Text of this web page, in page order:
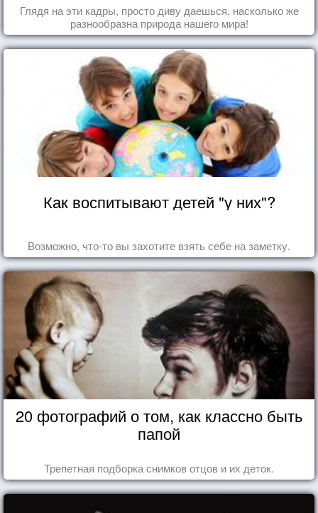
Глядя на эти кадры, просто диву даешься, насколько же
разнообразна природа нашего мира!
Как воспитывают детей "у них"?
Возможно, что-то вы захотите взять себе на заметку.
20 фотографий о том, как классно быть
папой
Трепетная подборка снимков отцов и их деток.